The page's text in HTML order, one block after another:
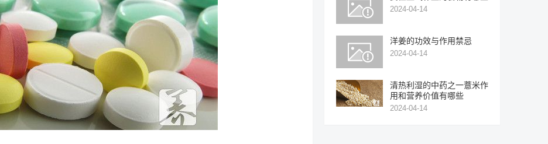
2024-04-14
洋姜的功效与作用禁忌
2024-04-14
清热利湿的中药之一薏米作
用和营养价值有哪些
2024-04-14